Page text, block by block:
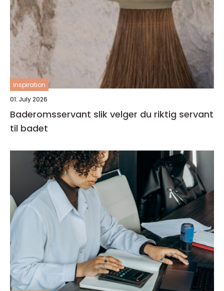
inspiration
01. July 2026
Baderomsservant slik velger du riktig servant
til badet